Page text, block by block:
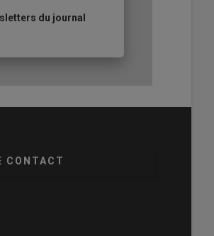
du journal
CONTACT